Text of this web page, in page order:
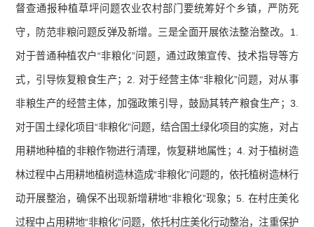
督查通报种植草坪问题农业农村部门要统筹好个乡镇，严防死
守，防范非粮问题反弹及新增。三是全面开展依法整治整改。1.
对于普通种植农户“非粮化”问题，通过政策宣传、技术指导等方
式，引导恢复粮食生产；2. 对于经营主体“非粮化”问题，对从事
非粮生产的经营主体，加强政策引导，鼓励其转产粮食生产；3.
对于国土绿化项目“非粮化”问题，结合国土绿化项目的实施，对占
用耕地种植的非粮作物进行清理，恢复耕地属性；4. 对于植树造
林过程中占用耕地植树造林造成“非粮化”问题的，依托植树造林行
动开展整治，确保不出现新增耕地“非粮化”现象；5. 在村庄美化
过程中占用耕地“非粮化”问题，依托村庄美化行动整治，注重保护